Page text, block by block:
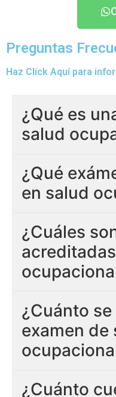
Preguntas
Haz Click Aquí para
¿Qué es
salud
¿Qué
en salud
¿Cuáles
¿Cuánto
examen de
¿Cuánto